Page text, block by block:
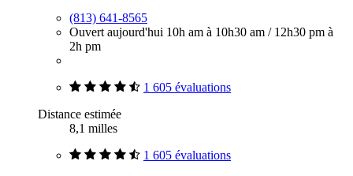
(813) 641-8565
Ouvert aujourd'hui 10h am à 10h30 am / 12h30 pm à
2h pm
1 605 évaluations
Distance estimée
8,1 milles
1 605 évaluations